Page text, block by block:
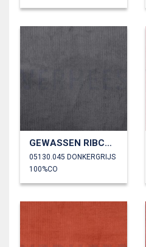
GEWASSEN RIBCORDUROY 4.5W
05130.045 DONKERGRIJS
100%CO